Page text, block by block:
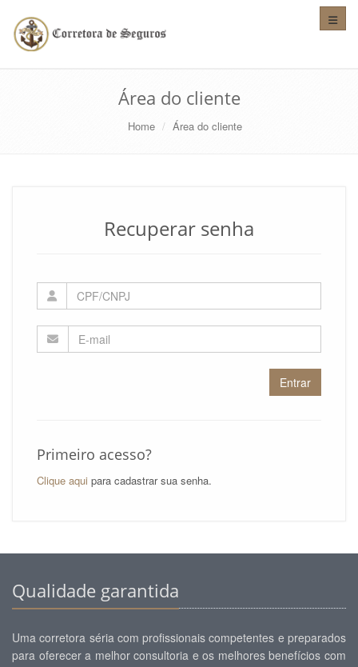
Área do cliente
Home Área do cliente
Recuperar senha
Entrar
Primeiro acesso?
Clique aqui para cadastrar sua senha.
Qualidade garantida
Uma corretora séria com profissionais competentes e preparados
para oferecer a melhor consultoria e os melhores benefícios com